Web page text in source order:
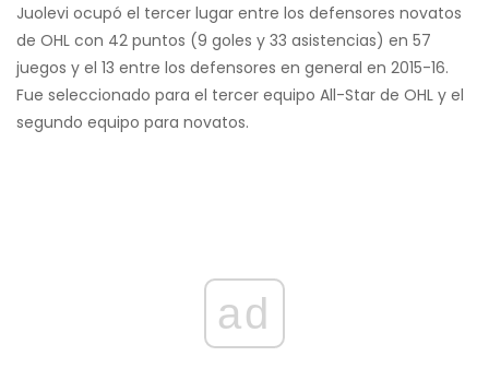
Juolevi ocupó el tercer lugar entre los defensores novatos
de OHL con 42 puntos (9 goles y 33 asistencias) en 57
juegos y el 13 entre los defensores en general en 2015-16.
Fue seleccionado para el tercer equipo All-Star de OHL y el
segundo equipo para novatos.
ad